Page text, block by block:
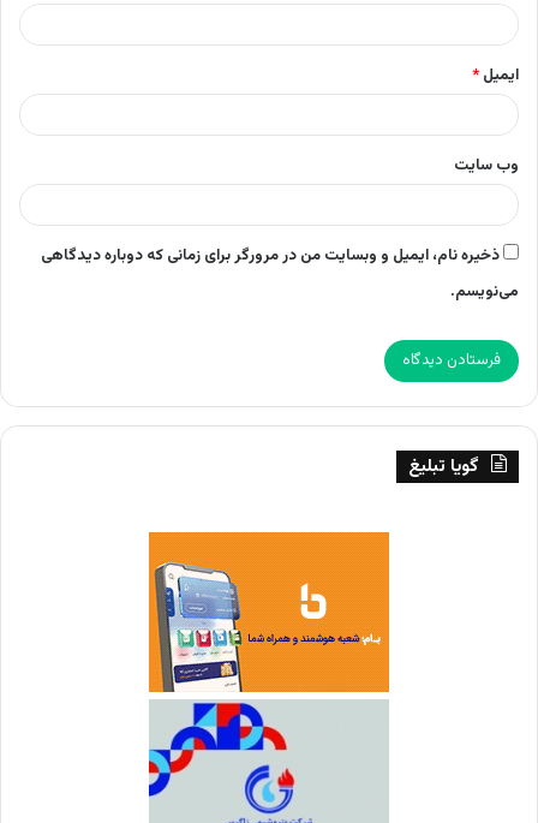
ایمیل *
وب‌ سایت
ذخیره نام، ایمیل و وبسایت من در مرورگر برای زمانی که دوباره دیدگاهی
می‌نویسم.
گویا تبلیغ